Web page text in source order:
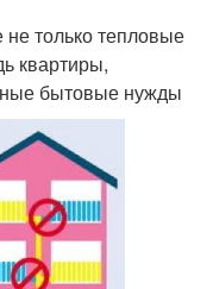
только тепловые
квартиры,
бытовые нужды